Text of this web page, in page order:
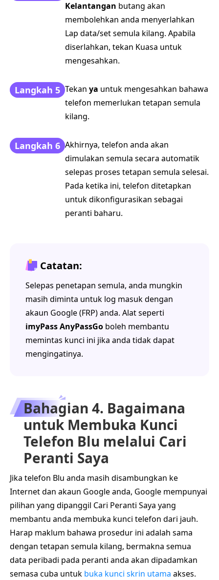
Kelantangan butang akan
membolehkan anda menyerlahkan
Lap data/set semula kilang. Apabila
diserlahkan, tekan Kuasa untuk
mengesahkan.
Langkah 5 Tekan ya untuk mengesahkan bahawa
telefon memerlukan tetapan semula
kilang.
Langkah 6 Akhirnya, telefon anda akan
dimulakan semula secara automatik
selepas proses tetapan semula selesai.
Pada ketika ini, telefon ditetapkan
untuk dikonfigurasikan sebagai
peranti baharu.
Catatan:
Selepas penetapan semula, anda mungkin
masih diminta untuk log masuk dengan
akaun Google (FRP) anda. Alat seperti
imyPass AnyPassGo boleh membantu
memintas kunci ini jika anda tidak dapat
mengingatinya.
Bahagian 4. Bagaimana
untuk Membuka Kunci
Telefon Blu melalui Cari
Peranti Saya
Jika telefon Blu anda masih disambungkan ke
Internet dan akaun Google anda, Google mempunyai
pilihan yang dipanggil Cari Peranti Saya yang
membantu anda membuka kunci telefon dari jauh.
Harap maklum bahawa prosedur ini adalah sama
dengan tetapan semula kilang, bermakna semua
data peribadi pada peranti anda akan dipadamkan
semasa cuba untuk buka kunci skrin utama akses.